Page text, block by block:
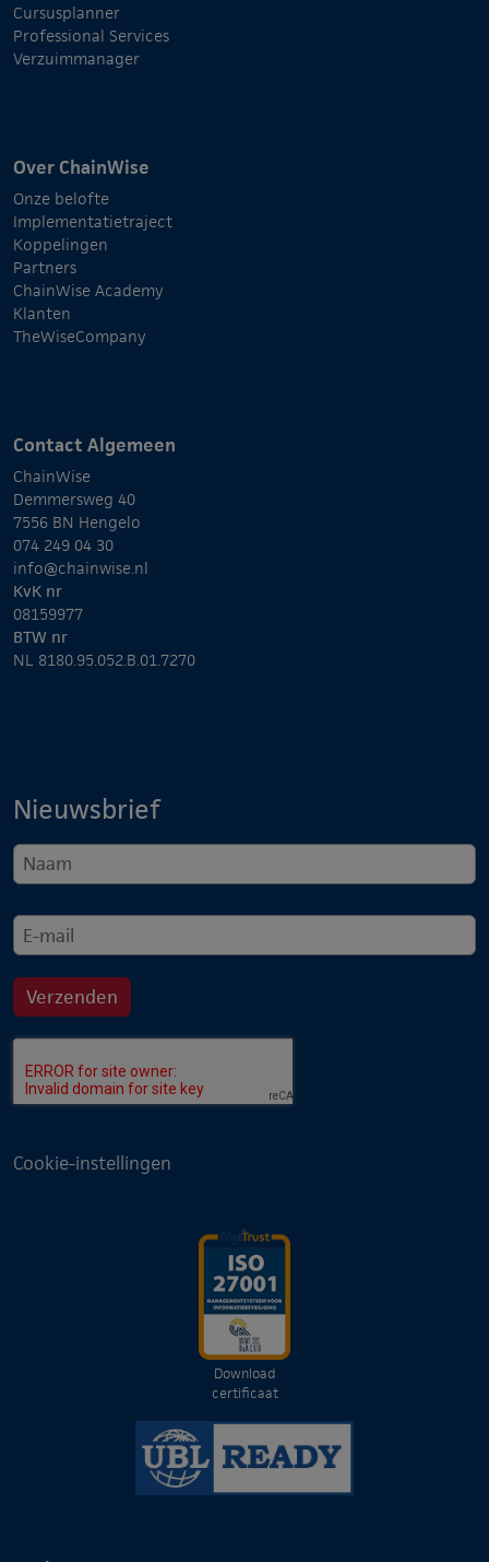
Cursusplanner
Professional Services
Verzuimmanager
Over ChainWise
Onze belofte
Implementatietraject
Koppelingen
Partners
ChainWise Academy
Klanten
TheWiseCompany
Contact Algemeen
ChainWise
Demmersweg 40
7556 BN Hengelo
074 249 04 30
info@chainwise.nl
KvK nr
08159977
BTW nr
NL 8180.95.052.B.01.7270
Nieuwsbrief
Cookie-instellingen
Download
certificaat